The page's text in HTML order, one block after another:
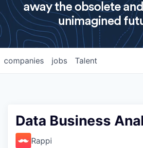
away the obsolete
unimagined
jobs
companies Talent
Data Business
Rappi